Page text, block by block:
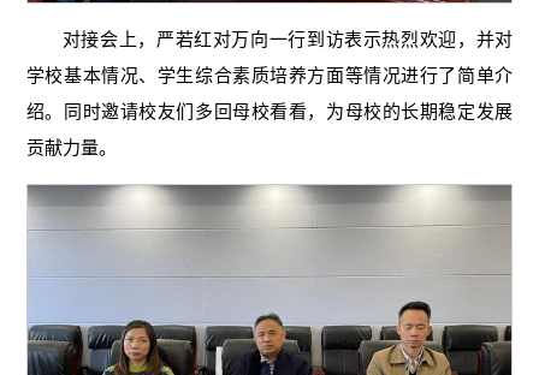
对接会上，严若红对万向一行到访表示热烈欢迎，并对
学校基本情况、学生综合素质培养方面等情况进行了简单介
绍。同时邀请校友们多回母校看看，为母校的长期稳定发展
贡献力量。